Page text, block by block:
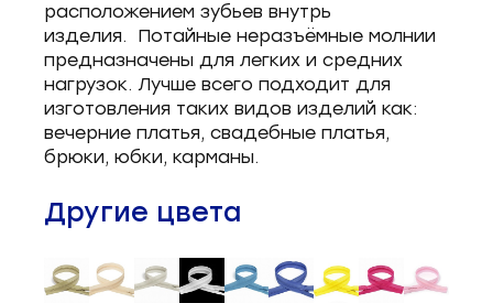
расположением зубьев внутрь
изделия. Потайные неразъёмные молнии
предназначены для легких и средних
нагрузок. Лучше всего подходит для
изготовления таких видов изделий как:
вечерние платья, свадебные платья,
брюки, юбки, карманы.
Другие цвета